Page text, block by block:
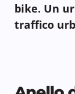
bike. Un
traffico